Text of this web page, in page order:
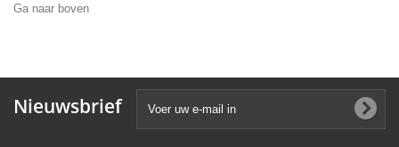
Ga naar boven
Nieuwsbrief